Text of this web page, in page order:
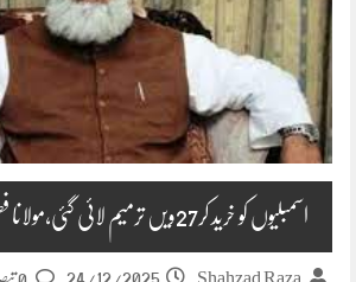
اسمبلیوں کو خرید کر27ویں ترمیم لائی گئی،مولانا فضل الرحمن
Shahzad Raza
24/12/2025